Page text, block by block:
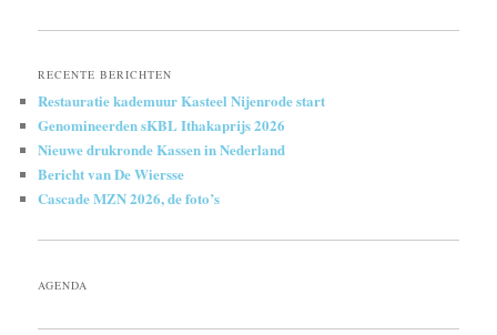
RECENTE BERICHTEN
Restauratie kademuur Kasteel Nijenrode start
Genomineerden sKBL Ithakaprijs 2026
Nieuwe drukronde Kassen in Nederland
Bericht van De Wiersse
Cascade MZN 2026, de foto’s
AGENDA